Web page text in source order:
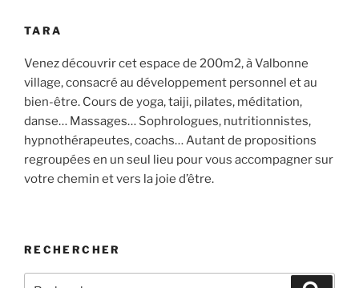
TARA
Venez découvrir cet espace de 200m2, à Valbonne
village, consacré au développement personnel et au
bien-être. Cours de yoga, taiji, pilates, méditation,
danse… Massages… Sophrologues, nutritionnistes,
hypnothérapeutes, coachs… Autant de propositions
regroupées en un seul lieu pour vous accompagner sur
votre chemin et vers la joie d’être.
RECHERCHER